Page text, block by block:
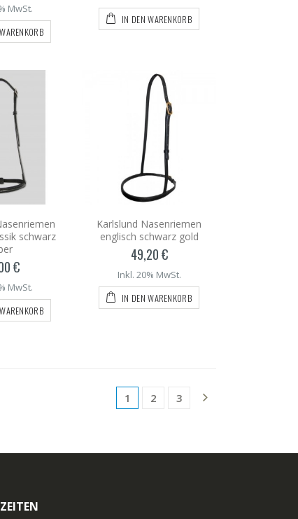
MwSt.
IN DEN WARENKORB
schwarz
€
MwSt.
Karlslund Nasenriemen
englisch schwarz gold
49,20 €
Inkl. 20% MwSt.
IN DEN WARENKORB
1 2 3